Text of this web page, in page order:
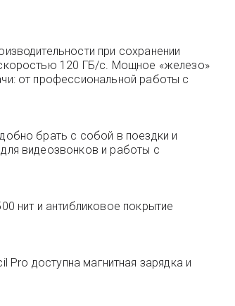
при сохранении
120 ГБ/с. Мощное «железо»
от профессиональной работы с
брать с собой в поездки и
видеозвонков и работы с
нит и антибликовое покрытие
Pro доступна магнитная зарядка и